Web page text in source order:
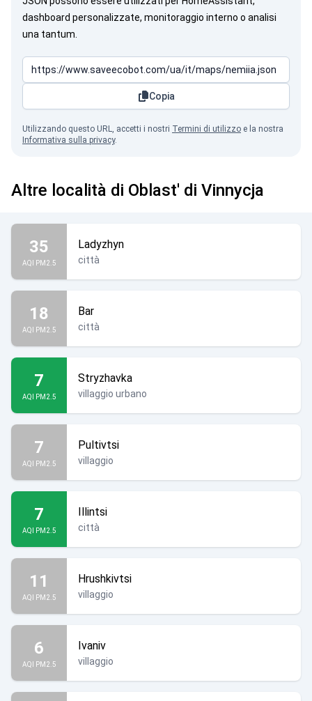
dashboard personalizzate, monitoraggio interno o analisi
una tantum.
Copia
Utilizzando questo URL, accetti i nostri Termini di utilizzo e la nostra
Informativa sulla privacy.
Altre località di Oblast' di Vinnycja
35
AQI PM2.5
Ladyzhyn
città
18
AQI PM2.5
Bar
città
7
AQI PM2.5
Stryzhavka
villaggio urbano
7
AQI PM2.5
Pultivtsi
villaggio
7
AQI PM2.5
Illintsi
città
11
AQI PM2.5
Hrushkivtsi
villaggio
6
AQI PM2.5
Ivaniv
villaggio